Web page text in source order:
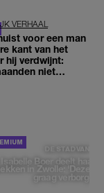
VERHAAL
voor een man
kant van het
hij verdwijnt:
niet
DE STAD VAN
Isabelle Boer deelt haar
in Zwolle: 'Deze
graag verborgen'